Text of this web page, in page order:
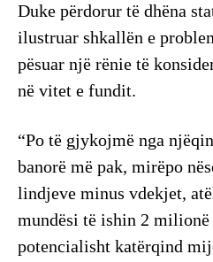
Duke përdorur të dhëna
ilustruar shkallën e
pësuar një rënie të
në vitet e fundit.
“Po të gjykojmë nga
banorë më pak, mirëpo
lindjeve minus vdekjet,
mundësi të ishin 2
potencialisht katërqind